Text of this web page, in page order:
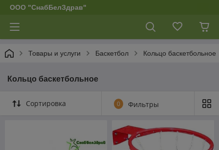
ООО "СнабБелЗдрав"
Товары и услуги Баскетбол Кольцо баскетбольное
Кольцо баскетбольное
Сортировка 0 Фильтры